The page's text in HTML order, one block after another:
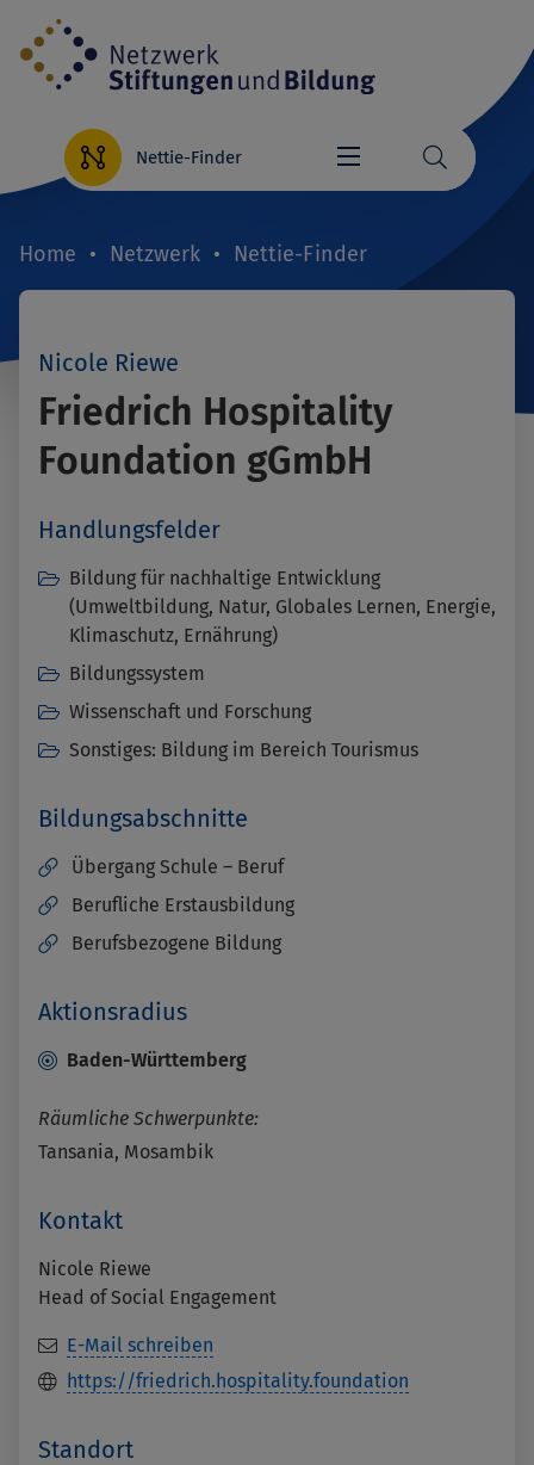
Direkt
zum
Inhalt
Nettie-Finder
Home Netzwerk Nettie-Finder
Nicole Riewe
Friedrich Hospitality
Foundation gGmbH
Handlungsfelder
Bildung für nachhaltige Entwicklung
(Umweltbildung, Natur, Globales Lernen, Energie,
Klimaschutz, Ernährung)
Bildungssystem
Wissenschaft und Forschung
Sonstiges: Bildung im Bereich Tourismus
Bildungsabschnitte
Übergang Schule – Beruf
Berufliche Erstausbildung
Berufsbezogene Bildung
Aktionsradius
Baden-Württemberg
Räumliche Schwerpunkte:
Tansania, Mosambik
Kontakt
Nicole Riewe
Head of Social Engagement
E-Mail schreiben
https://friedrich.hospitality.foundation
Standort